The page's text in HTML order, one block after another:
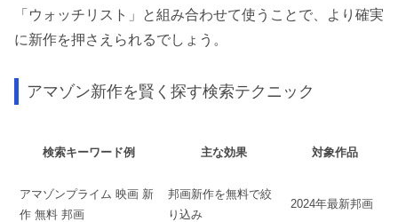
「ウォッチリスト」と組み合わせて使うことで、より確実
に新作を押さえられるでしょう。
アマゾン新作を賢く探す検索テクニック
検索キーワード例 主な効果 対象作品
アマゾンプライム 映画 新
作 無料 邦画
邦画新作を無料で絞
り込み
2024年最新邦画